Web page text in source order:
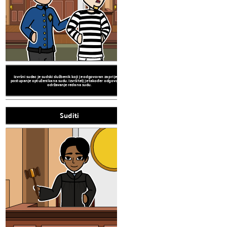
Sudski Stenograf
Izvršni sudac je sudski službenik koji je odgovoran za prijevoz i
postupanje optuženika na sudu. Izvršitelj je također odgovoran za
održavanje reda na sudu.
Suditi
Suditi
Sudac je pojedinac koji je odgovoran za predsjedanje suđenjem.
Ovisno o vrsti postupka, ovlasti suca razlikuju se, ali sudac osigurava